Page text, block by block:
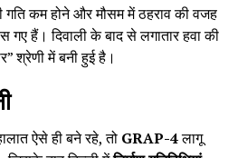
गति कम होने और मौसम में ठहराव की वजह
हैं। दिवाली के बाद से लगातार हवा की
श्रेणी में बनी हुई है।
ऐसे ही बने रहे, तो GRAP-4लागू